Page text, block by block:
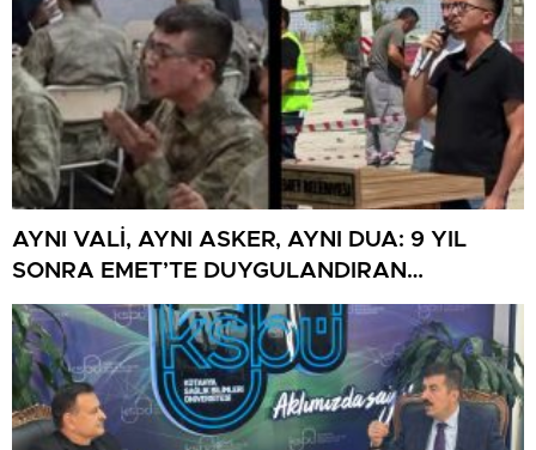
AYNI VALİ, AYNI ASKER, AYNI DUA: 9 YIL
SONRA EMET’TE DUYGULANDIRAN
BULUŞMA